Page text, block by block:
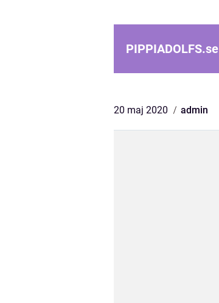
PIPPIADOLFS.se
20 maj 2020 admin